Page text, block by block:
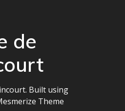
de
Built using
Theme